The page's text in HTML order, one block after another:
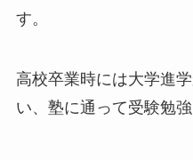
す。
高校卒業時には大学進
い、塾に通って受験勉